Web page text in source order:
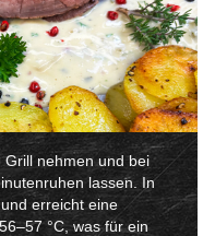
Grill nehmen und bei
lassen. In
erreicht eine
°C, was für ein